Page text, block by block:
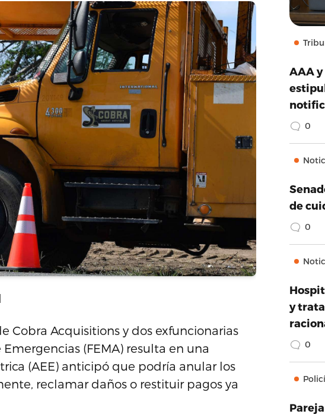
Cobra Acquisitions y dos exfuncionarias
(FEMA) resulta en una
(AEE) anticipó que podría anular los
reclamar daños o restituir pagos ya
AAA
0
de
0
y
0